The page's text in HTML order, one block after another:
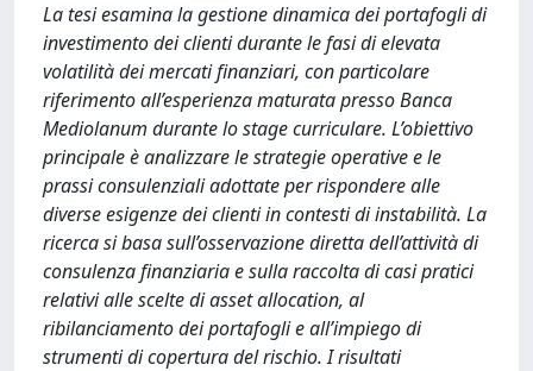
La tesi esamina la gestione dinamica dei portafogli di
investimento dei clienti durante le fasi di elevata
volatilità dei mercati finanziari, con particolare
riferimento all’esperienza maturata presso Banca
Mediolanum durante lo stage curriculare. L’obiettivo
principale è analizzare le strategie operative e le
prassi consulenziali adottate per rispondere alle
diverse esigenze dei clienti in contesti di instabilità. La
ricerca si basa sull’osservazione diretta dell’attività di
consulenza finanziaria e sulla raccolta di casi pratici
relativi alle scelte di asset allocation, al
ribilanciamento dei portafogli e all’impiego di
strumenti di copertura del rischio. I risultati